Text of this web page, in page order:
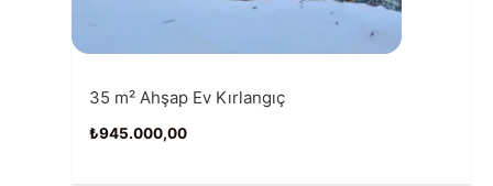
35 m² Ahşap Ev Kırlangıç
₺945.000,00